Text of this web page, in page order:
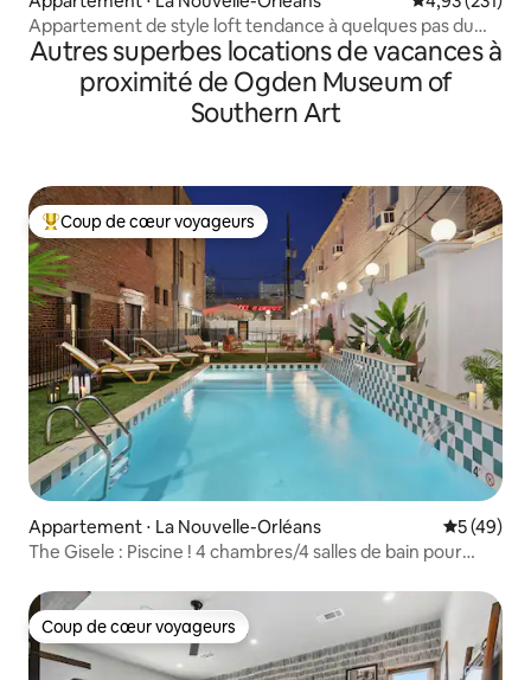
Appartement de style loft tendance à quelques pas du
Vieux Carré
Autres superbes locations de vacances à
proximité de Ogden Museum of
Southern Art
Coups de cœur voyageurs les plus appréciés
Coup de cœur voyageurs
Appartement ⋅ La Nouvelle-Orléans
5 (49)
The Gisele : Piscine ! 4 chambres/4 salles de bain pour
Coup de cœur voyageurs
Coup de cœur voyageurs